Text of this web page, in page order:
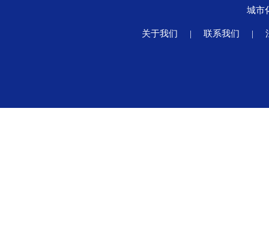
城市
关于我们 | 联系我们 |